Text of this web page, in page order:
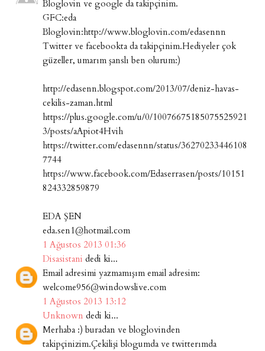
Bloglovin ve google da takipçinim.
GFC:eda
Bloglovin:http://www.bloglovin.com/edasennn
Twitter ve facebookta da takipçinim.Hediyeler çok
güzeller, umarım şanslı ben olurum:)
http://edasenn.blogspot.com/2013/07/deniz-havas-
cekilis-zaman.html
https://plus.google.com/u/0/10076675185075525921
3/posts/aApiot4Hvih
https://twitter.com/edasennn/status/36270233446108
7744
https://www.facebook.com/Edaserrasen/posts/10151
824332859879
EDA ŞEN
eda.sen1@hotmail.com
1 Ağustos 2013 01:36
Disasistani dedi ki...
Email adresimi yazmamışım email adresim:
welcome956@windowslive.com
1 Ağustos 2013 13:12
Unknown dedi ki...
Merhaba :) buradan ve bloglovinden
takipçinizim.Çekilişi blogumda ve twitterımda